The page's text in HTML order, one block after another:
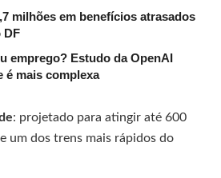
milhões em benefícios atrasados
DF
emprego? Estudo da OpenAI
é mais complexa
: projetado para atingir até 600
um dos trens mais rápidos do